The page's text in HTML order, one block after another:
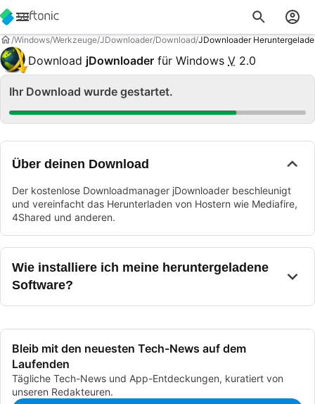
Windows Werkzeuge JDownloader Download JDownloader
Download jDownloader für Windows V 2.0
Ihr Download wurde gestartet.
Über deinen Download
Der kostenlose Downloadmanager jDownloader beschleunigt
und vereinfacht das Herunterladen von Hostern wie Mediafire,
4Shared und anderen.
Wie installiere ich meine heruntergeladene
Software?
Bleib mit den neuesten Tech-News auf dem
Laufenden
Tägliche Tech-News und App-Entdeckungen, kuratiert von
unseren Redakteuren.